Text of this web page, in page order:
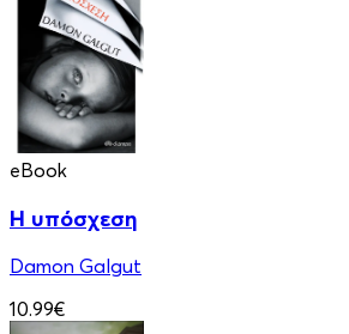
eBook
Η υπόσχεση
Damon Galgut
10.99€